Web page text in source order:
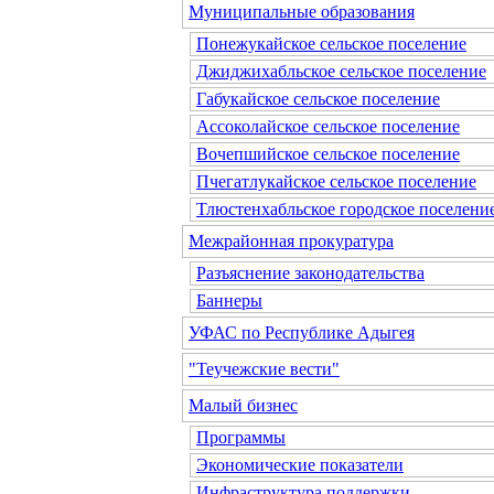
Муниципальные образования
Понежукайское сельское поселение
Джиджихабльское сельское поселение
Габукайское сельское поселение
Ассоколайское сельское поселение
Вочепшийское сельское поселение
Пчегатлукайское сельское поселение
Тлюстенхабльское городское
Межрайонная прокуратура
Разъяснение законодательства
Баннеры
УФАС по Республике Адыгея
"Теучежские вести"
Малый бизнес
Программы
Экономические показатели